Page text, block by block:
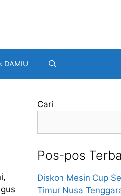
DAMIU
Cari
Pos-pos
Diskon Mesin Cup
Timur Nusa